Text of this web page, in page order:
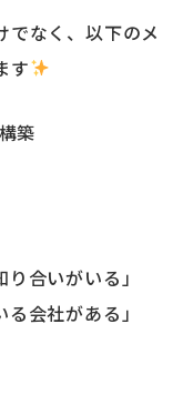
でなく、以下のメ
す
築
合いがいる」
会社がある」